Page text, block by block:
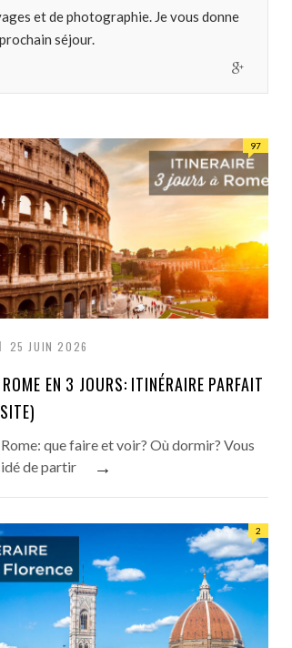
et de photographie. Je vous donne
séjour.
G
l
e
+
25 JUIN 2026
97
EN 3 JOURS: ITINÉRAIRE PARFAIT
que faire et voir? Où dormir? Vous
de partir
→
2